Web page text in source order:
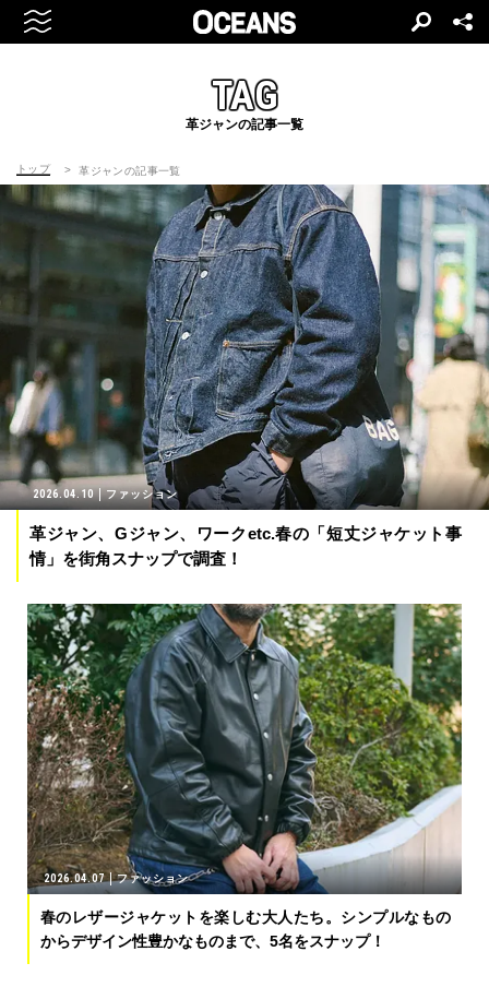
TAG
革ジャンの記事一覧
トップ 革ジャンの記事一覧
2026.04.10 ファッション
革ジャン、Gジャン、ワークetc.春の「短丈ジャケット事
情」を街角スナップで調査！
2026.04.07 ファッション
春のレザージャケットを楽しむ大人たち。シンプルなもの
からデザイン性豊かなものまで、5名をスナップ！